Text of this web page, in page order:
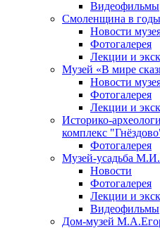
Видеофильмы
Смоленщина в
Новости
Фотогалерея
Лекции и
Музей «В мире
Новости
Фотогалерея
Лекции и
Историко-
комплекс
Фотогалерея
Музей-усадьба
Новости
Фотогалерея
Лекции и
Видеофильмы
Дом-музей